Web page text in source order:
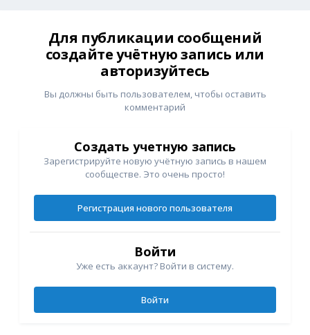
Для публикации сообщений
создайте учётную запись или
авторизуйтесь
Вы должны быть пользователем, чтобы оставить
комментарий
Создать учетную запись
Зарегистрируйте новую учётную запись в нашем
сообществе. Это очень просто!
Регистрация нового пользователя
Войти
Уже есть аккаунт? Войти в систему.
Войти